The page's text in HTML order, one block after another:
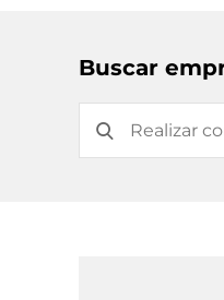
Buscar